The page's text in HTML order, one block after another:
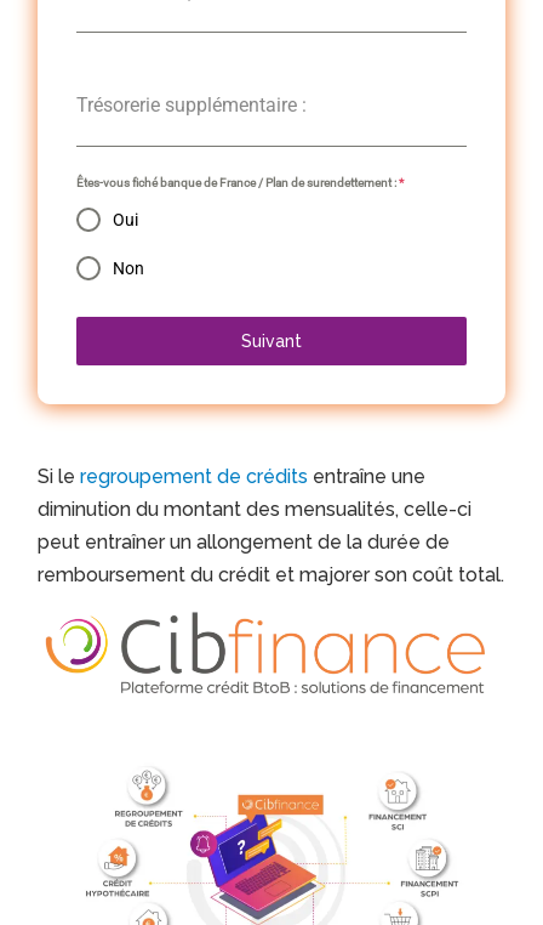
Trésorerie supplémentaire :
Êtes-vous fiché banque de France / Plan de surendettement :*
Oui
Non
Suivant
Si leregroupement de crédits entraîne une
diminution du montant des mensualités, celle-ci
peut entraîner un allongement de la durée de
remboursement du crédit et majorer son coût total.